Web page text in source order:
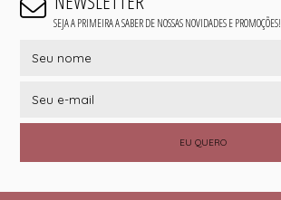
SEJA A PRIMEIRA A SABER DE NOSSAS NOVIDADES E PROMOÇÕES!
EU QUERO